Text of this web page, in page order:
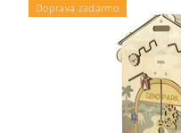
Doprava zadarmo